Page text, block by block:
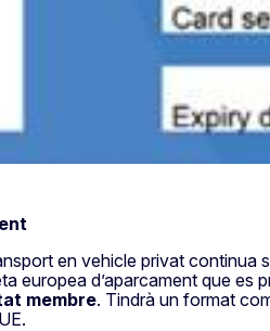
en vehicle privat continua
europea d’aparcament que
membre. Tindrà un format